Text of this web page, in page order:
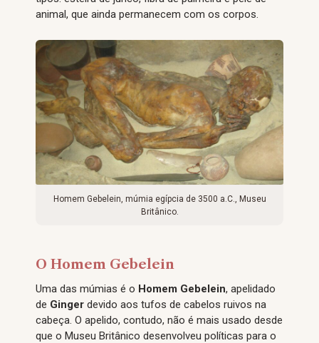
animal, que ainda permanecem com os corpos.
Homem Gebelein, múmia egípcia de 3500 a.C., Museu
Britânico.
O Homem Gebelein
Uma das múmias é o Homem Gebelein, apelidado
de Ginger devido aos tufos de cabelos ruivos na
cabeça. O apelido, contudo, não é mais usado desde
que o Museu Britânico desenvolveu políticas para o